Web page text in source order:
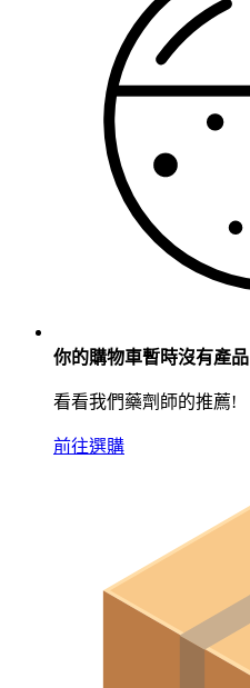
你的購物車暫時沒有產品
看看我們藥劑師的推薦!
前往選購